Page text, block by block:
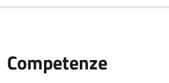
Competenze